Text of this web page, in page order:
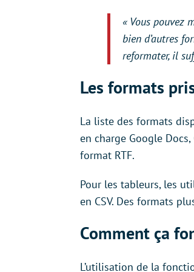
« Vous pouvez
bien d’autres
reformater, il
Les formats
La liste des formats
en charge Google
format RTF.
Pour les tableurs, les
en CSV. Des formats
Comment ça
L’utilisation de la